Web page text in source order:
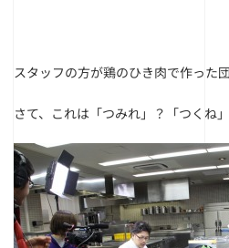
スタッフの方が鶏のひき肉で作った
さて、これは「つみれ」？「つくね